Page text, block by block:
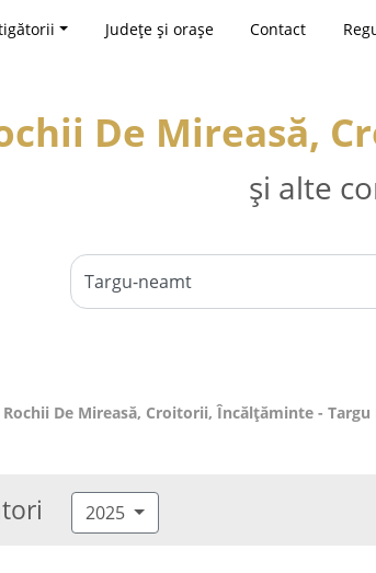
Județe și orașe Contact
De Mireasă,
și alte
Rochii De Mireasă, Croitorii, Încălțăminte -
2025